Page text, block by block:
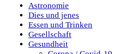
Astronomie
Dies und jenes
Essen und Trinken
Gesellschaft
Gesundheit